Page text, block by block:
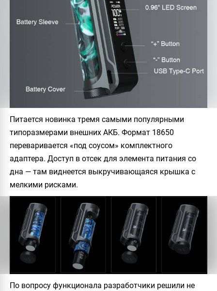
Питается новинка тремя самыми популярными
типоразмерами внешних АКБ. Формат 18650
переваривается «под соусом» комплектного
адаптера. Доступ в отсек для элемента питания со
дна — там виднеется выкручивающаяся крышка с
мелкими рисками.
По вопросу функционала разработчики решили не